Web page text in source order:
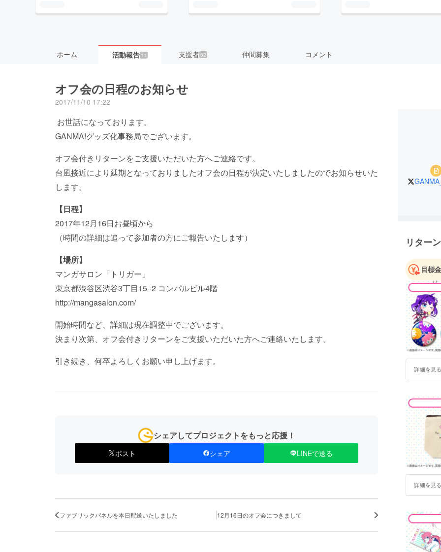
ホーム 活動報告 11 支援者62 仲間募集 コメント
オフ会の日程のお知らせ
2017/11/10 17:22
お世話になっております。
GANMA!グッズ化事務局でございます。
オフ会付きリターンをご支援いただいた方へご連絡です。
台風接近により延期となっておりましたオフ会の日程が決定いたしましたのでお知らせいた
します。
【日程】
2017年12月16日お昼頃から
（時間の詳細は追って参加者の方にご報告いたします）
【場所】
マンガサロン「トリガー」
東京都渋谷区渋谷3丁目15−2 コンパルビル4階
http://mangasalon.com/
開始時間など、詳細は現在調整中でございます。
決まり次第、オフ会付きリターンをご支援いただいた方へご連絡いたします。
引き続き、何卒よろしくお願い申し上げます。
シェアしてプロジェクトをもっと応援！
ポスト シェア LINEで送る
ファブリックパネルを本日配送いたしました 12月16日のオフ会につきまして
リター
目標
詳細を見
詳細を見